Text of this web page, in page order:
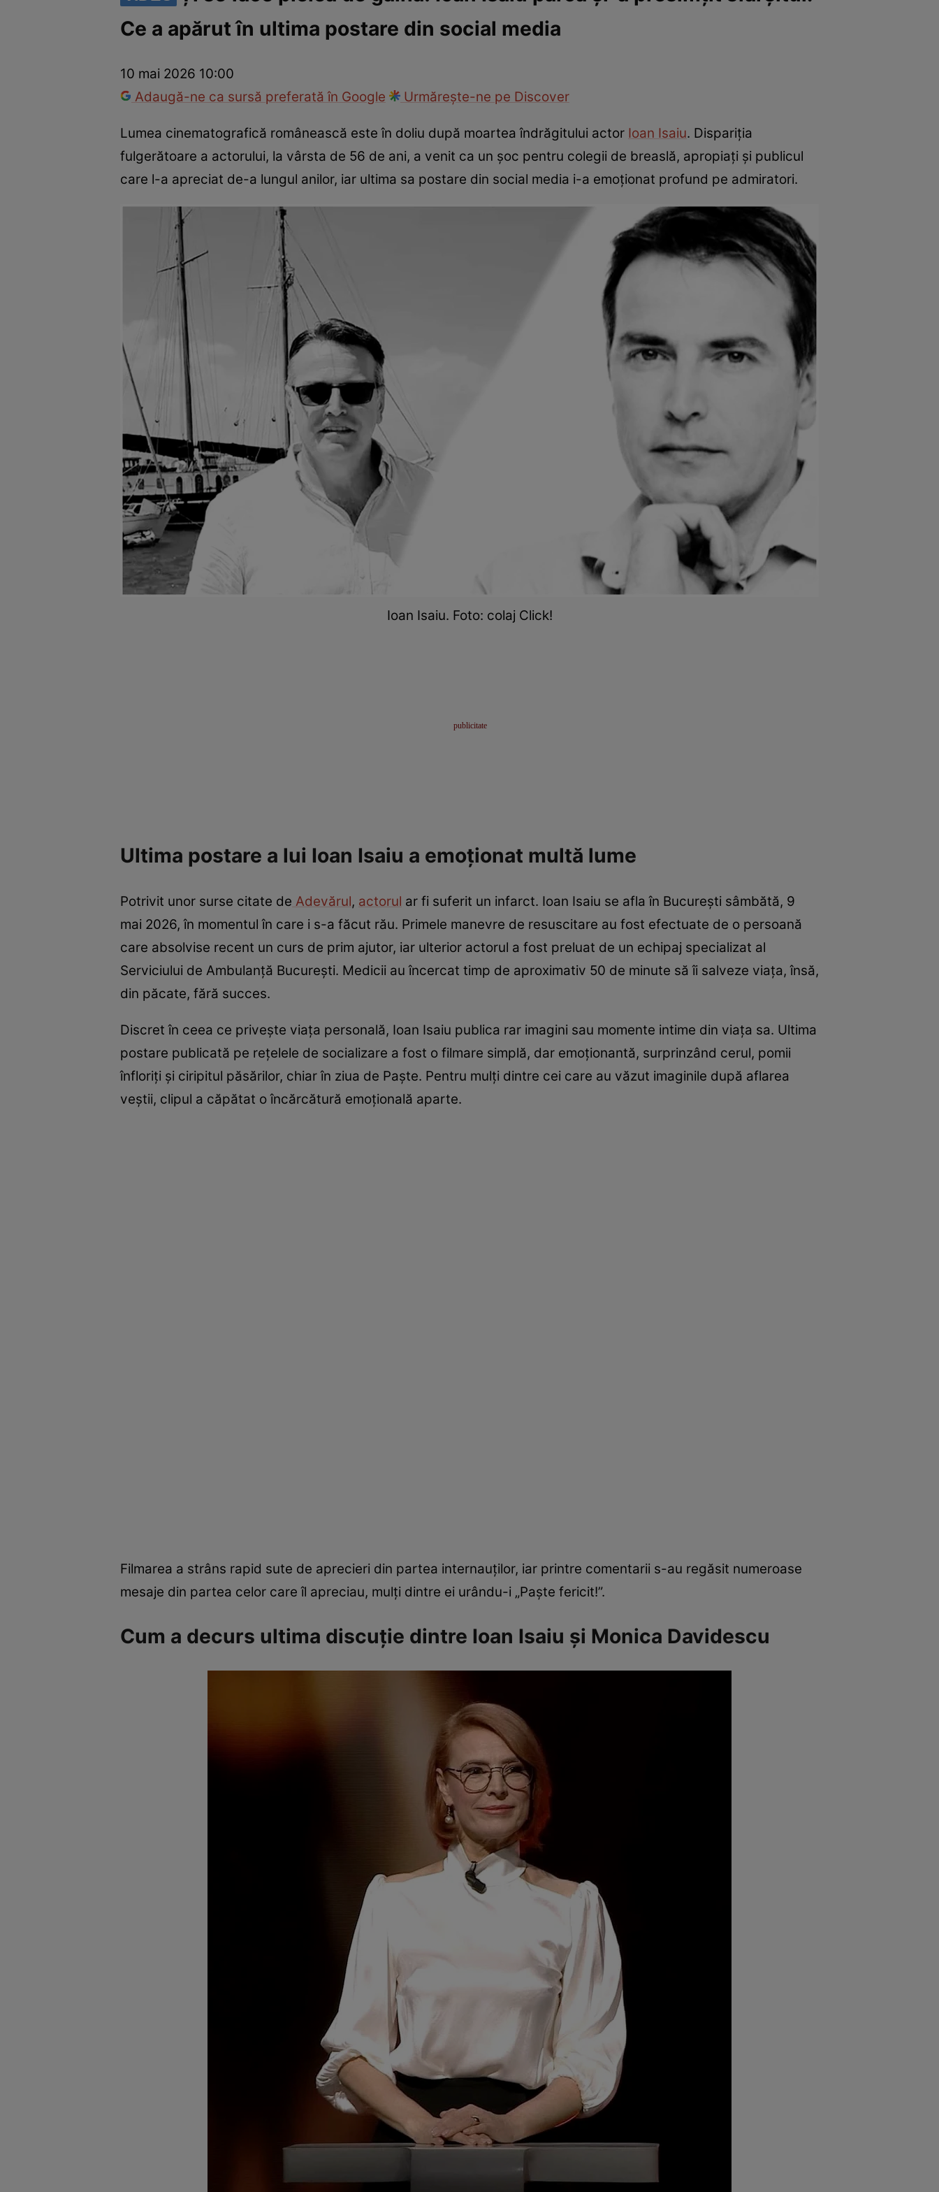
Vedete internaționaleVedete româneștiInterviurile Click!Paparazzii Click!
Ce a apărut în ultima postare din social media
10 mai 2026 10:00
Adaugă-ne ca sursă preferată în Google
Urmărește-ne pe Discover
Lumea cinematografică românească este în doliu după moartea îndrăgitului actor Ioan Isaiu. Dispariția
fulgerătoare a actorului, la vârsta de 56 de ani, a venit ca un șoc pentru colegii de breaslă, apropiați și publicul
care l-a apreciat de-a lungul anilor, iar ultima sa postare din social media i-a emoționat profund pe admiratori.
Ioan Isaiu. Foto: colaj Click!
Ultima postare a lui Ioan Isaiu a emoționat multă lume
Potrivit unor surse citate de Adevărul, actorul ar fi suferit un infarct. Ioan Isaiu se afla în București sâmbătă, 9
mai 2026, în momentul în care i s-a făcut rău. Primele manevre de resuscitare au fost efectuate de o persoană
care absolvise recent un curs de prim ajutor, iar ulterior actorul a fost preluat de un echipaj specializat al
Serviciului de Ambulanță București. Medicii au încercat timp de aproximativ 50 de minute să îi salveze viața, însă,
din păcate, fără succes.
Discret în ceea ce privește viața personală, Ioan Isaiu publica rar imagini sau momente intime din viața sa. Ultima
postare publicată pe rețelele de socializare a fost o filmare simplă, dar emoționantă, surprinzând cerul, pomii
înfloriți și ciripitul păsărilor, chiar în ziua de Paște. Pentru mulți dintre cei care au văzut imaginile după aflarea
veștii, clipul a căpătat o încărcătură emoțională aparte.
Filmarea a strâns rapid sute de aprecieri din partea internauților, iar printre comentarii s-au regăsit numeroase
mesaje din partea celor care îl apreciau, mulți dintre ei urându-i „Paște fericit!”.
Cum a decurs ultima discuție dintre Ioan Isaiu și Monica Davidescu